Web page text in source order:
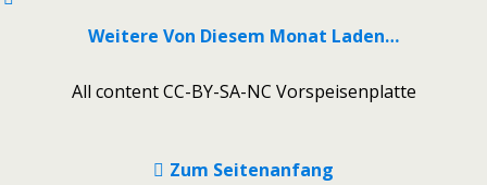
Weitere Von Diesem Monat Laden…
All content CC-BY-SA-NC Vorspeisenplatte
Zum Seitenanfang